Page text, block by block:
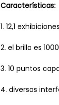
Características:
1. 12,1
2. el brillo es
3. 10 puntos
4. diversos